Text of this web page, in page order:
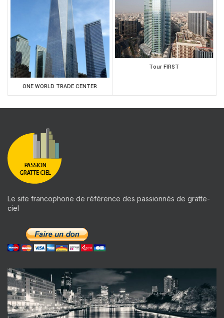
ONE WORLD TRADE CENTER
Tour FIRST
Le site francophone de référence des passionnés de gratte-
ciel